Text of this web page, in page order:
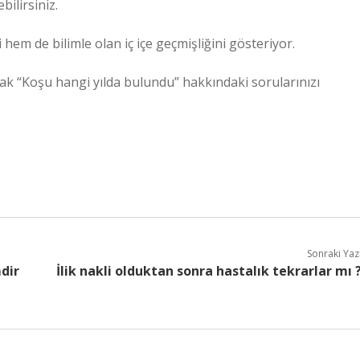
de bilimle olan iç içe geçmişliğini gösteriyor.
hangi yılda bulundu” hakkındaki sorularınızı
Sonraki
İlik nakli olduktan sonra hastalık tekrarlar mı